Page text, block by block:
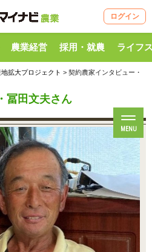
ログイン
農業経営 採用・就農 ライフ
拡大プロジェクト > 契約農家インタビュー・
冨田文夫さん